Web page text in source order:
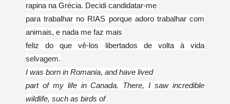
rapina na Grécia. Decidi candidatar-me
para trabalhar no RIAS porque adoro trabalhar com
animais, e nada me faz mais
feliz do que vê-los libertados de volta à vida
selvagem.
I was born in Romania, and have lived
part of my life in Canada. There, I saw incredible
wildlife, such as birds of